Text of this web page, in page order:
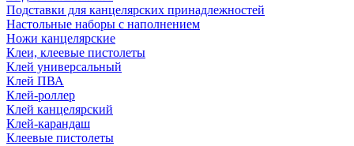
Подставки для канцелярских принадлежностей
Настольные наборы с наполнением
Ножи канцелярские
Клеи, клеевые пистолеты
Клей универсальный
Клей ПВА
Клей-роллер
Клей канцелярский
Клей-карандаш
Клеевые пистолеты